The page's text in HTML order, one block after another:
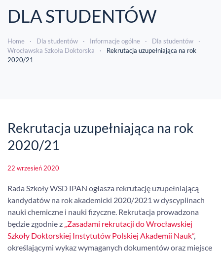
DLA STUDENTÓW
Home Dla studentów Informacje ogólne
Dla studentów
Wrocławska Szkoła Doktorska
Rekrutacja uzupełniająca na rok
2020/21
Rekrutacja uzupełniająca na rok
2020/21
22 wrzesień 2020
Rada Szkoły WSD IPAN ogłasza rekrutację uzupełniającą
kandydatów na rok akademicki 2020/2021 w dyscyplinach
nauki chemiczne i nauki fizyczne. Rekrutacja prowadzona
będzie zgodnie z „Zasadami rekrutacji do Wrocławskiej
Szkoły Doktorskiej Instytutów Polskiej Akademii Nauk”,
określającymi wykaz wymaganych dokumentów oraz miejsce